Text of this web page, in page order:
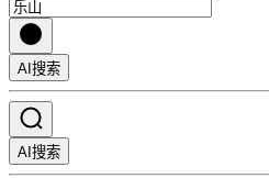
AI搜索
AI搜索